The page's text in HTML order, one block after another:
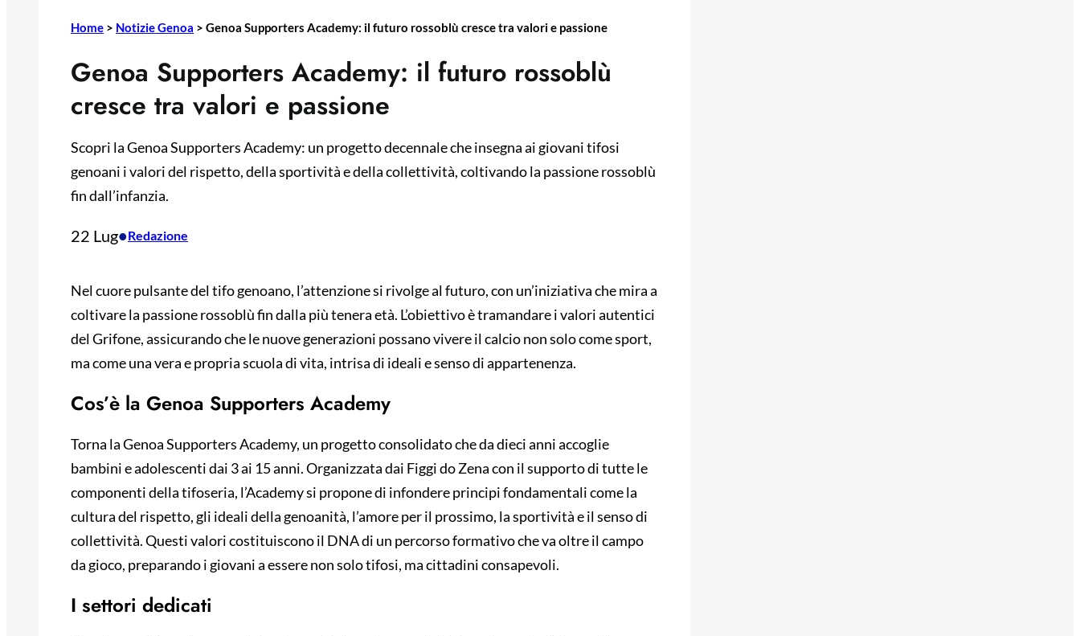
Home > Notizie Genoa > Genoa Supporters Academy: il futuro rossoblù cresce tra valori e passione
Genoa Supporters Academy: il futuro rossoblù
cresce tra valori e passione
Scopri la Genoa Supporters Academy: un progetto decennale che insegna ai giovani tifosi
genoani i valori del rispetto, della sportività e della collettività, coltivando la passione rossoblù
fin dall’infanzia.
22 Lug•Redazione
Nel cuore pulsante del tifo genoano, l’attenzione si rivolge al futuro, con un’iniziativa che mira a
coltivare la passione rossoblù fin dalla più tenera età. L’obiettivo è tramandare i valori autentici
del Grifone, assicurando che le nuove generazioni possano vivere il calcio non solo come sport,
ma come una vera e propria scuola di vita, intrisa di ideali e senso di appartenenza.
Cos’è la Genoa Supporters Academy
Torna la Genoa Supporters Academy, un progetto consolidato che da dieci anni accoglie
bambini e adolescenti dai 3 ai 15 anni. Organizzata dai Figgi do Zena con il supporto di tutte le
componenti della tifoseria, l’Academy si propone di infondere principi fondamentali come la
cultura del rispetto, gli ideali della genoanità, l’amore per il prossimo, la sportività e il senso di
collettività. Questi valori costituiscono il DNA di un percorso formativo che va oltre il campo
da gioco, preparando i giovani a essere non solo tifosi, ma cittadini consapevoli.
I settori dedicati